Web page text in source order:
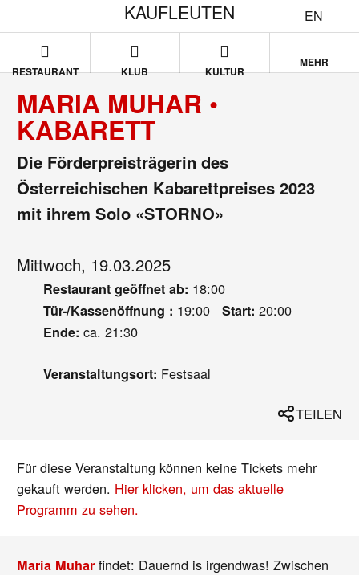
EN
KAUFLEUTEN
RESTAURANT KLUB KULTUR
MEHR
MARIA MUHAR •
KABARETT
Die Förderpreisträgerin des
Österreichischen Kabarettpreises 2023
mit ihrem Solo «STORNO»
Mittwoch, 19.03.2025
Restaurant geöffnet ab: 18:00
Tür-/Kassenöffnung : 19:00 Start: 20:00
Ende: ca. 21:30
Veranstaltungsort: Festsaal
TEILEN
Für diese Veranstaltung können keine Tickets mehr
gekauft werden. Hier klicken, um das aktuelle
Programm zu sehen.
Maria Muharfindet: Dauernd is irgendwas! Zwischen